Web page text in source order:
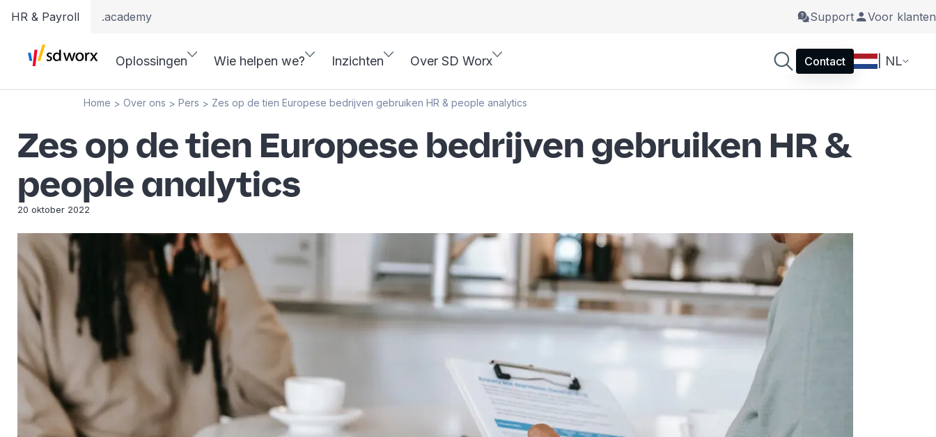
HR & Payroll .academy Support Voor klanten
Oplossingen Wie helpen we? Inzichten Over SD Worx Contact | NL
Home > Over ons > Pers > Zes op de tien Europese bedrijven gebruiken HR & people analytics
Zes op de tien Europese bedrijven gebruiken HR &
people analytics
20 oktober 2022